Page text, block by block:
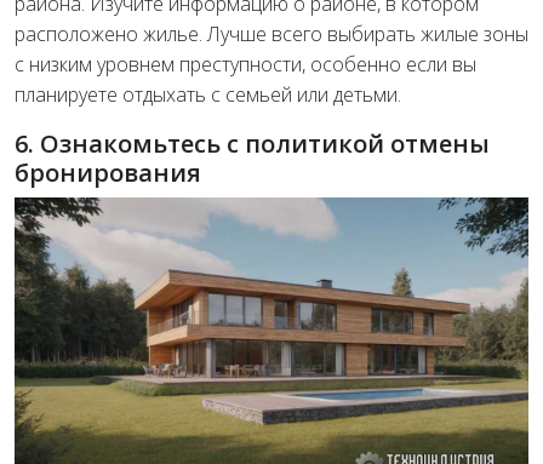
расположено жилье. Лучше всего выбирать жилые зоны
с низким уровнем преступности, особенно если вы
планируете отдыхать с семьей или детьми.
6. Ознакомьтесь с политикой отмены
бронирования